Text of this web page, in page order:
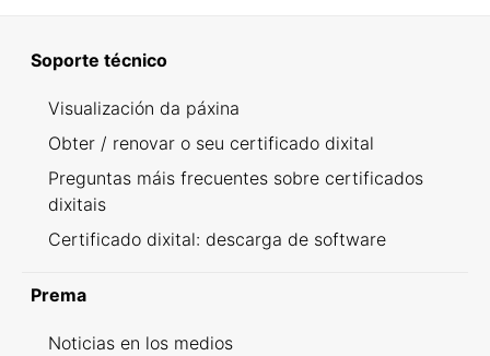
Soporte técnico
Visualización da páxina
Obter / renovar o seu certificado dixital
Preguntas máis frecuentes sobre certificados
dixitais
Certificado dixital: descarga de software
Prema
Noticias en los medios